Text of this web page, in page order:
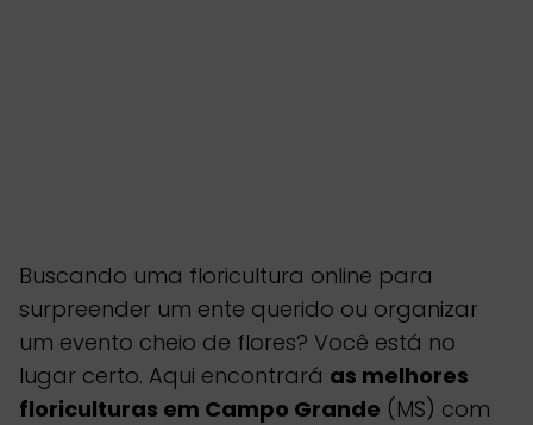
Buscando uma floricultura online para
surpreender um ente querido ou organizar
um evento cheio de flores? Você está no
lugar certo. Aqui encontrará as melhores
floriculturas em Campo Grande (MS) com